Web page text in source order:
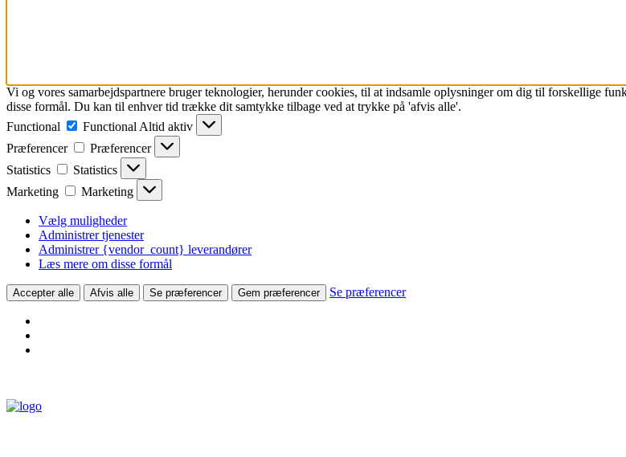
Vi og vores samarbejdspartnere bruger teknologier, herunder cookies, til at indsamle oplysninger om dig til forskellige
disse formål. Du kan til enhver tid trække dit samtykke tilbage ved at trykke på 'afvis alle'.
Functional
Functional Altid aktiv
Præferencer
Præferencer
Statistics
Statistics
Marketing
Marketing
Vælg muligheder
Administrer tjenester
Administrer {vendor_count} leverandører
Læs mere om disse formål
Accepter alle Afvis alle Se præferencer Gem præferencer Se præferencer